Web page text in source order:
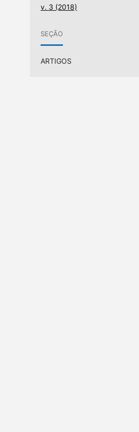
v. 3 (2018)
SEÇÃO
ARTIGOS